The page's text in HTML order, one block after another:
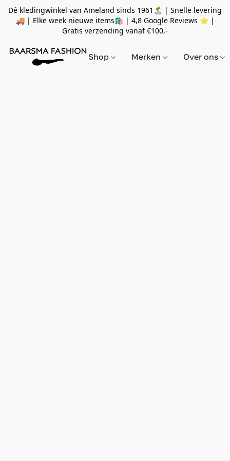
Dé kledingwinkel van Ameland sinds 1961🏝 | Snelle levering
🚚 | Elke week nieuwe items🛍 | 4,8 Google Reviews ⭐️ |
Gratis verzending vanaf€100,-
Shop Merken Over ons